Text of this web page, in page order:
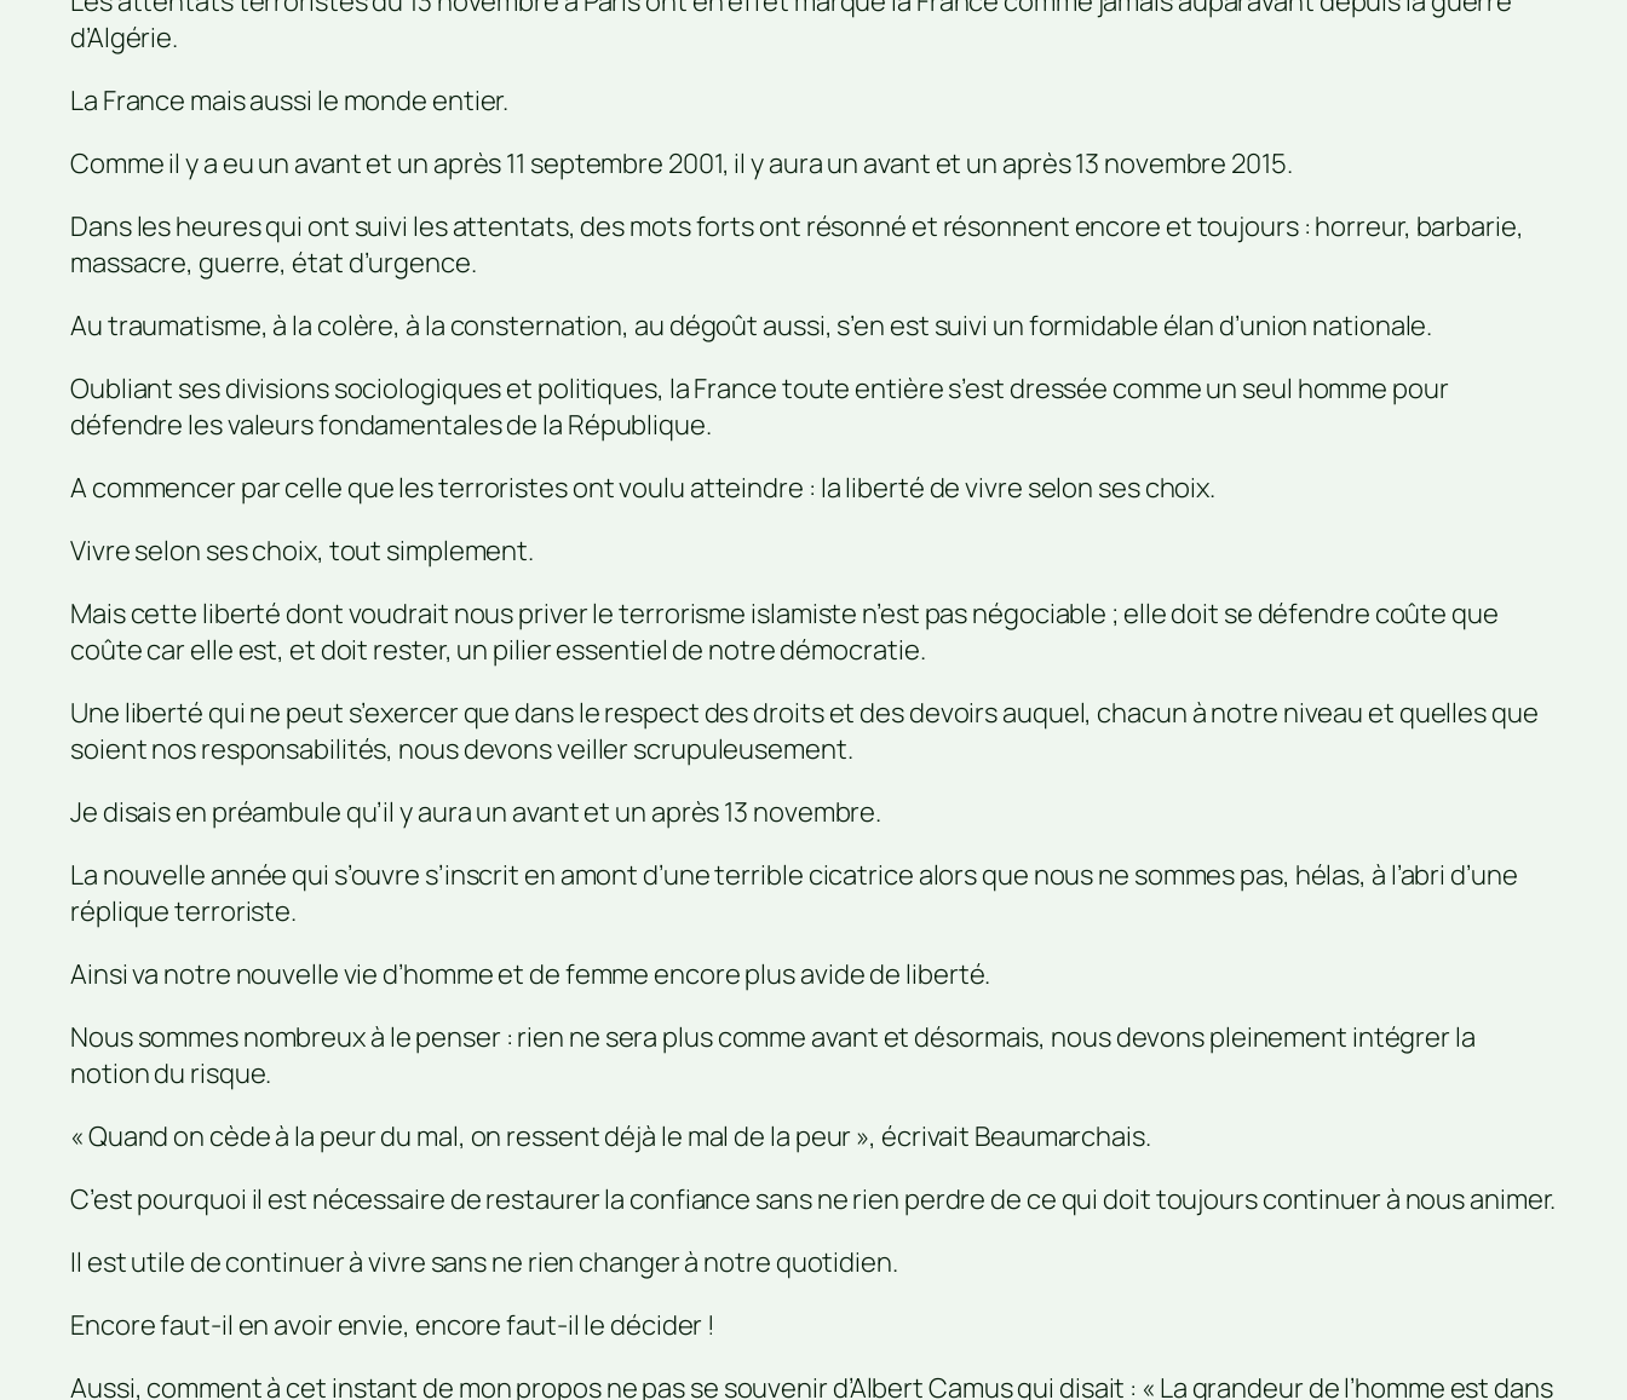
d’Algérie.
La France mais aussi le monde entier.
Comme il y a eu un avant et un après 11 septembre 2001, il y aura un avant et un après 13 novembre 2015.
Dans les heures qui ont suivi les attentats, des mots forts ont résonné et résonnent encore et toujours : horreur, barbarie,
massacre, guerre, état d’urgence.
Au traumatisme, à la colère, à la consternation, au dégoût aussi, s’en est suivi un formidable élan d’union nationale.
Oubliant ses divisions sociologiques et politiques, la France toute entière s’est dressée comme un seul homme pour
défendre les valeurs fondamentales de la République.
A commencer par celle que les terroristes ont voulu atteindre : la liberté de vivre selon ses choix.
Vivre selon ses choix, tout simplement.
Mais cette liberté dont voudrait nous priver le terrorisme islamiste n’est pas négociable ; elle doit se défendre coûte que
coûte car elle est, et doit rester, un pilier essentiel de notre démocratie.
Une liberté qui ne peut s’exercer que dans le respect des droits et des devoirs auquel, chacun à notre niveau et quelles que
soient nos responsabilités, nous devons veiller scrupuleusement.
Je disais en préambule qu’il y aura un avant et un après 13 novembre.
La nouvelle année qui s’ouvre s’inscrit en amont d’une terrible cicatrice alors que nous ne sommes pas, hélas, à l’abri d’une
réplique terroriste.
Ainsi va notre nouvelle vie d’homme et de femme encore plus avide de liberté.
Nous sommes nombreux à le penser : rien ne sera plus comme avant et désormais, nous devons pleinement intégrer la
notion du risque.
« Quand on cède à la peur du mal, on ressent déjà le mal de la peur », écrivait Beaumarchais.
C’est pourquoi il est nécessaire de restaurer la confiance sans ne rien perdre de ce qui doit toujours continuer à nous animer.
Il est utile de continuer à vivre sans ne rien changer à notre quotidien.
Encore faut-il en avoir envie, encore faut-il le décider !
Aussi, comment à cet instant de mon propos ne pas se souvenir d’Albert Camus qui disait : « La grandeur de l’homme est dans